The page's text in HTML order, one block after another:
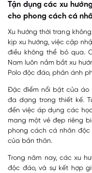
Tận dụng các xu
cho phong cách cá
Xu hướng thời trang
kịp xu hướng, việc cập
điều không thể bỏ qua.
Nam luôn nắm bắt xu
Polo độc đáo, phản ánh
Đặc điểm nổi bật của áo
đa dạng trong thiết kế.
đến việc áp dụng các
mang một vẻ đẹp riêng
phong cách cá nhân
của bản thân.
Trong năm nay, các xu
độc đáo, và sự kết hợp